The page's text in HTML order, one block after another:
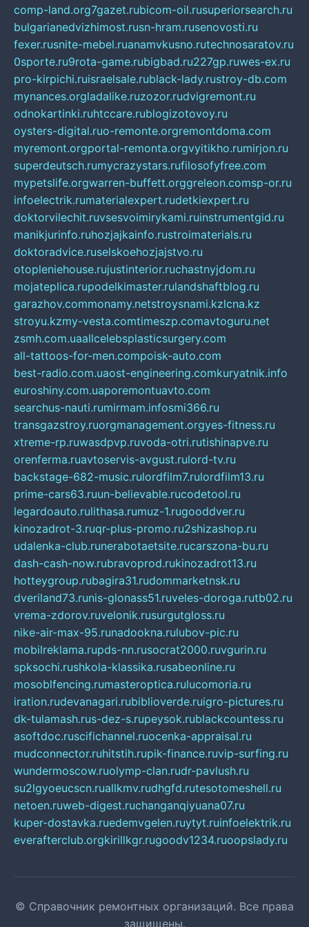
comp-land.org7gazet.rubicom-oil.rusuperiorsearch.ru
bulgarianedvizhimost.rusn-hram.rusenovosti.ru
fexer.rusnite-mebel.ruanamvkusno.rutechnosaratov.ru
0sporte.ru9rota-game.rubigbad.ru227gp.ruwes-ex.ru
pro-kirpichi.ruisraelsale.rublack-lady.rustroy-db.com
mynances.orgladalike.ruzozor.rudvigremont.ru
odnokartinki.ruhtccare.rublogizotovoy.ru
oysters-digital.ruo-remonte.orgremontdoma.com
myremont.orgportal-remonta.orgvyitikho.rumirjon.ru
superdeutsch.rumycrazystars.rufilosofyfree.com
mypetslife.orgwarren-buffett.orggreleon.comsp-or.ru
infoelectrik.rumaterialexpert.rudetkiexpert.ru
doktorvilechit.ruvsesvoimirykami.ruinstrumentgid.ru
manikjurinfo.ruhozjajkainfo.rustroimaterials.ru
doktoradvice.ruselskoehozjajstvo.ru
otopleniehouse.rujustinterior.ruchastnyjdom.ru
mojateplica.rupodelkimaster.rulandshaftblog.ru
garazhov.commonamy.netstroysnami.kzlcna.kz
stroyu.kzmy-vesta.comtimeszp.comavtoguru.net
zsmh.com.uaallcelebsplasticsurgery.com
all-tattoos-for-men.compoisk-auto.com
best-radio.com.uaost-engineering.comkuryatnik.info
euroshiny.com.uaporemontuavto.com
searchus-nauti.rumirmam.infosmi366.ru
transgazstroy.ruorgmanagement.orgyes-fitness.ru
xtreme-rp.ruwasdpvp.ruvoda-otri.rutishinapve.ru
orenferma.ruavtoservis-avgust.rulord-tv.ru
backstage-682-music.rulordfilm7.rulordfilm13.ru
prime-cars63.ruun-believable.rucodetool.ru
legardoauto.rulithasa.rumuz-1.rugooddver.ru
kinozadrot-3.ruqr-plus-promo.ru2shizashop.ru
udalenka-club.runerabotaetsite.rucarszona-bu.ru
dash-cash-now.rubravoprod.rukinozadrot13.ru
hotteygroup.rubagira31.rudommarketnsk.ru
dveriland73.runis-glonass51.ruveles-doroga.rutb02.ru
vrema-zdorov.ruvelonik.rusurgutgloss.ru
nike-air-max-95.runadookna.rulubov-pic.ru
mobilreklama.rupds-nn.rusocrat2000.ruvgurin.ru
spksochi.rushkola-klassika.rusabeonline.ru
mosoblfencing.rumasteroptica.rulucomoria.ru
iration.rudevanagari.rubiblioverde.ruigro-pictures.ru
dk-tulamash.rus-dez-s.rupeysok.rublackcountess.ru
asoftdoc.ruscifichannel.ruocenka-appraisal.ru
mudconnector.ruhitstih.rupik-finance.ruvip-surfing.ru
wundermoscow.ruolymp-clan.rudr-pavlush.ru
su2lgyoeucscn.ruallkmv.rudhgfd.rutesotomeshell.ru
netoen.ruweb-digest.ruchanganqiyuana07.ru
kuper-dostavka.ruedemvgelen.ruytyt.ruinfoelektrik.ru
everafterclub.orgkirillkgr.rugoodv1234.ruoopslady.ru
© Справочник ремонтных организаций. Все права
защищены.